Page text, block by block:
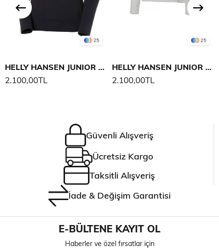
25
HELLY HANSEN JUNIOR RIDER 1/2 ZIP
2.100,00TL
25
HELLY HANSEN JUNIOR RIDER 1/2 ZIP
2.100,00TL
Güvenli Alışveriş
Ücretsiz Kargo
Taksitli Alışveriş
İade & Değişim Garantisi
E-BÜLTENE KAYIT OL
Haberler ve özel fırsatlar için